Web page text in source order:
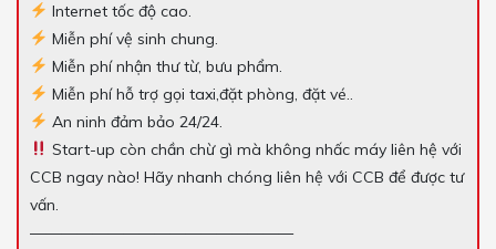
Internet tốc độ cao.
Miễn phí vệ sinh chung.
Miễn phí nhận thư từ, bưu phẩm.
Miễn phí hỗ trợ gọi taxi,đặt phòng, đặt vé..
An ninh đảm bảo 24/24.
Start-up còn chần chừ gì mà không nhấc máy liên hệ với
CCB ngay nào! Hãy nhanh chóng liên hệ với CCB để được tư
vấn.
—————————————————